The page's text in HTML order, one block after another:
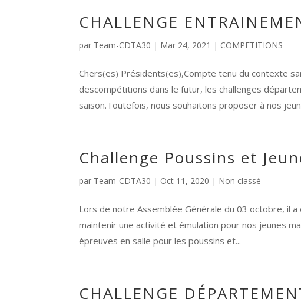
CHALLENGE
par Team-CDTA30 | Mar 24, 2021 | COMPETITIONS
Chers(es) Présidents(es),Compte tenu du contexte
descompétitions dans le futur, les challenges
saison.Toutefois, nous souhaitons proposer à nos
Challenge Poussins et
par Team-CDTA30 | Oct 11, 2020 | Non classé
Lors de notre Assemblée Générale du 03 octobre, il
maintenir une activité et émulation pour nos jeunes
épreuves en salle pour les poussins et...
CHALLENGE